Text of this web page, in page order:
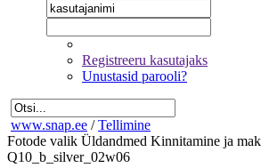
Registreeru kasutajaks
Unustasid parooli?
www.snap.ee / Tellimine
Fotode valik Üldandmed Kinnitamine ja
Q10_b_silver_02w06